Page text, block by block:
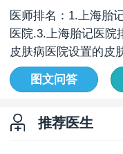
医师排名：1.上海胎
医院.3.上海胎记医院
皮肤病医院设置的皮
图文问答
推荐医生